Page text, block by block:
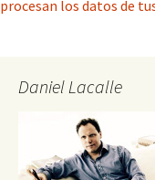
procesan los datos de
Daniel Lacalle